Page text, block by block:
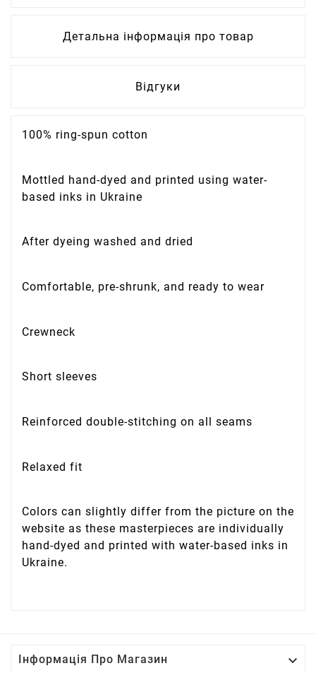
Детальна інформація про товар
Відгуки
100% ring-spun cotton
Mottled hand-dyed and printed using water-
based inks in Ukraine
After dyeing washed and dried
Comfortable, pre-shrunk, and ready to wear
Crewneck
Short sleeves
Reinforced double-stitching on all seams
Relaxed fit
Colors can slightly differ from the picture on the
website as these masterpieces are individually
hand-dyed and printed with water-based inks in
Ukraine.
Інформація Про Магазин 